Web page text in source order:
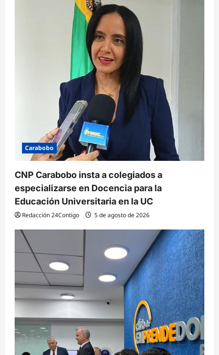
Carabobo
CNP Carabobo insta a colegiados a
especializarse en Docencia para la
Educación Universitaria en la UC
Redacción 24Contigo 5 de agosto de 2026